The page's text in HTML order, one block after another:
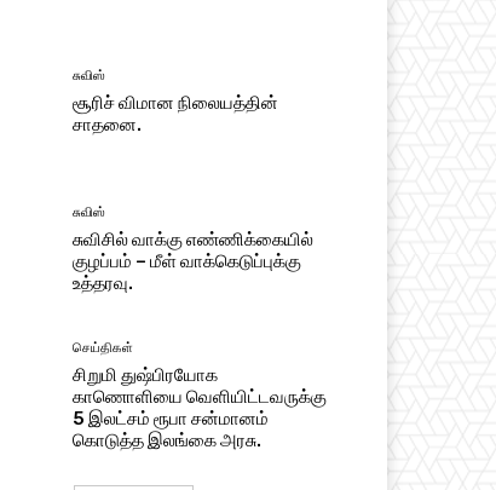
சுவிஸ்
சூரிச் விமான நிலையத்தின்
சாதனை.
சுவிஸ்
சுவிசில் வாக்கு எண்ணிக்கையில்
குழப்பம் – மீள் வாக்கெடுப்புக்கு
உத்தரவு.
செய்திகள்
சிறுமி துஷ்பிரயோக
காணொளியை வெளியிட்டவருக்கு
5 இலட்சம் ரூபா சன்மானம்
கொடுத்த இலங்கை அரசு.